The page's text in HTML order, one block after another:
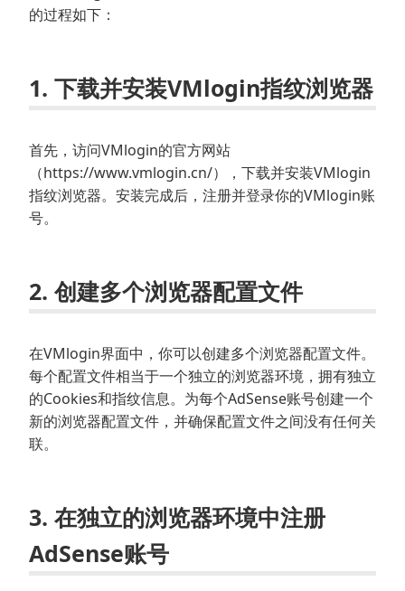
的过程如下：
1. 下载并安装VMlogin指纹浏览器
首先，访问VMlogin的官方网站
（https://www.vmlogin.cn/），下载并安装VMlogin
指纹浏览器。安装完成后，注册并登录你的VMlogin账
号。
2. 创建多个浏览器配置文件
在VMlogin界面中，你可以创建多个浏览器配置文件。
每个配置文件相当于一个独立的浏览器环境，拥有独立
的Cookies和指纹信息。为每个AdSense账号创建一个
新的浏览器配置文件，并确保配置文件之间没有任何关
联。
3. 在独立的浏览器环境中注册
AdSense账号